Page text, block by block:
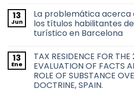
comentarios
en
Derecho
de
de
las
Administraciones
Públicas
sobre
las
13
Jun
La problemática acerca
los títulos habilitantes
turístico en Barcelona
comentarios
en
La
problemática
acerca
de
13
Ene
TAX RESIDENCE FOR
EVALUATION OF FACTS
ROLE OF SUBSTANCE
DOCTRINE, SPAIN.